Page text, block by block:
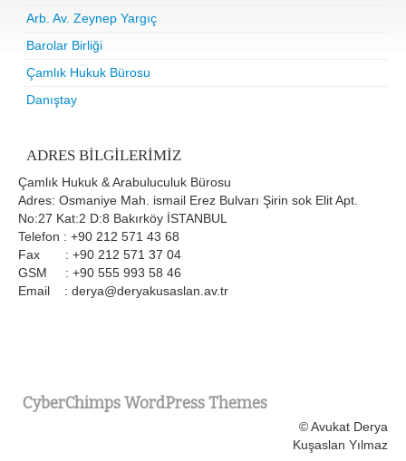
Arb. Av. Zeynep Yargıç
Barolar Birliği
Çamlık Hukuk Bürosu
Danıştay
ADRES BILGILERIMIZ
Çamlık Hukuk & Arabuluculuk Bürosu
Adres: Osmaniye Mah. ismail Erez Bulvarı Şirin sok Elit Apt.
No:27 Kat:2 D:8 Bakırköy İSTANBUL
Telefon : +90 212 571 43 68
Fax : +90 212 571 37 04
GSM : +90 555 993 58 46
Email : derya@deryakusaslan.av.tr
CyberChimps WordPress Themes
© Avukat Derya
Kuşaslan Yılmaz